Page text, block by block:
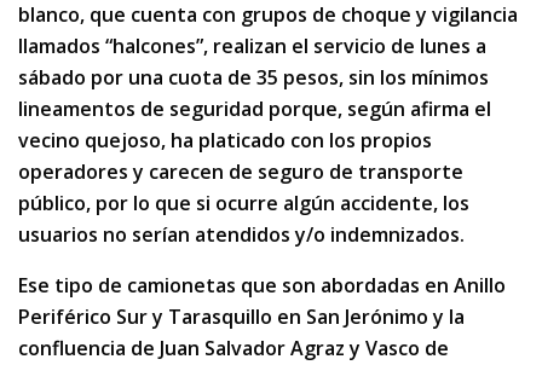
blanco, que cuenta con grupos de choque y vigilancia
llamados “halcones”, realizan el servicio de lunes a
sábado por una cuota de 35 pesos, sin los mínimos
lineamentos de seguridad porque, según afirma el
vecino quejoso, ha platicado con los propios
operadores y carecen de seguro de transporte
público, por lo que si ocurre algún accidente, los
usuarios no serían atendidos y/o indemnizados.
Ese tipo de camionetas que son abordadas en Anillo
Periférico Sur y Tarasquillo en San Jerónimo y la
confluencia de Juan Salvador Agraz y Vasco de